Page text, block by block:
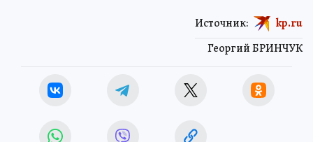
Георгий БРИНЧУК
Источник: kp.ru